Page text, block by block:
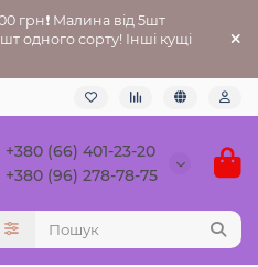
грн❗ Малина від 5шт
одного сорту! Інші кущі
+380 (66) 401-23-20
+380 (96) 278-78-75